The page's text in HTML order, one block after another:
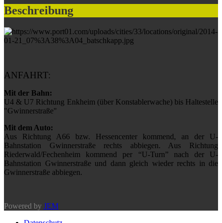
Beschreibung
ANFAHRT:
Mit der Bahn:
U4 & U7 Richtung Enkheim (über Konstablerwache) bis Haltestelle
"Gwinnerstraße"
Mit dem Auto:
Aus Richtung A66 bzw. Hessencenter kommend, an der U-
Bahnstation Gwinnerstraße rechts abbiegen. Aus Richtung
Riederwald/Fechenheim kommend per “U-Turn” nach der U-
Bahnstation Gwinnerstraße und dann gleich wieder rechts in die
Gwinnerstraße abbiegen.
Powered by JEM